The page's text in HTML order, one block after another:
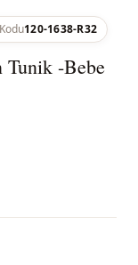
120-1638-R32
Tunik -Bebe